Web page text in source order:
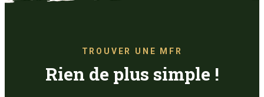
TROUVER UNE MFR
Rien de plus simple !